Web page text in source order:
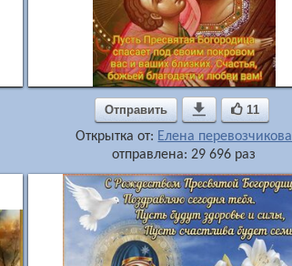
Отправить  11
Открытка от: Елена перевозчикова
отправлена: 29 696 раз